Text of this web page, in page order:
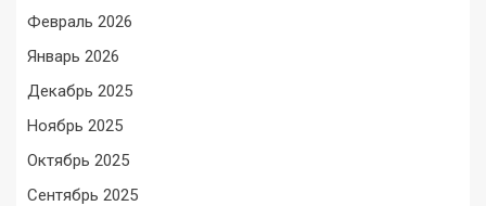
Февраль 2026
Январь 2026
Декабрь 2025
Ноябрь 2025
Октябрь 2025
Сентябрь 2025